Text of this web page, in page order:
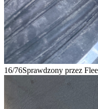
16/76Sprawdzony przez